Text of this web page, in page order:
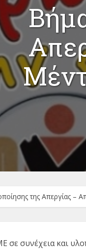
της Απεργίας –
σε συνέχεια και